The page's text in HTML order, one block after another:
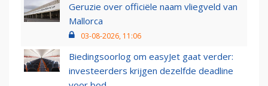
Geruzie over officiële naam vliegveld van
Mallorca
03-08-2026, 11:06
Biedingsoorlog om easyJet gaat verder:
investeerders krijgen dezelfde deadline